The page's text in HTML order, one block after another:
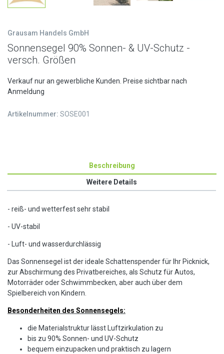
Grausam Handels GmbH
Sonnensegel 90% Sonnen- & UV-Schutz -
versch. Größen
Verkauf nur an gewerbliche Kunden. Preise sichtbar nach
Anmeldung
Artikelnummer: SOSE001
Beschreibung
Weitere Details
- reiß- und wetterfest sehr stabil
- UV-stabil
- Luft- und wasserdurchlässig
Das Sonnensegel ist der ideale Schattenspender für Ihr Picknick,
zur Abschirmung des Privatbereiches, als Schutz für Autos,
Motorräder oder Schwimmbecken, aber auch über dem
Spielbereich von Kindern.
Besonderheiten des Sonnensegels:
die Materialstruktur lässt Luftzirkulation zu
bis zu 90% Sonnen- und UV-Schutz
bequem einzupacken und praktisch zu lagern